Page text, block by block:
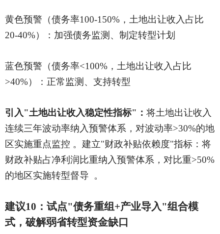
黄色预警（债务率100-150%，土地出让收入占比
20-40%）：加强债务监测、制定转型计划
蓝色预警（债务率<100%，土地出让收入占比
>40%）：正常监测、支持转型
引入"土地出让收入稳定性指标"： 将土地出让收入
连续三年波动率纳入预警体系，对波动率>30%的地
区实施重点监控 。建立"财政补贴依赖度"指标：将
财政补贴占净利润比重纳入预警体系，对比重>50%
的地区实施转型督导 。
建议10：试点"债务重组+产业导入"组合模
式，破解弱省转型资金缺口